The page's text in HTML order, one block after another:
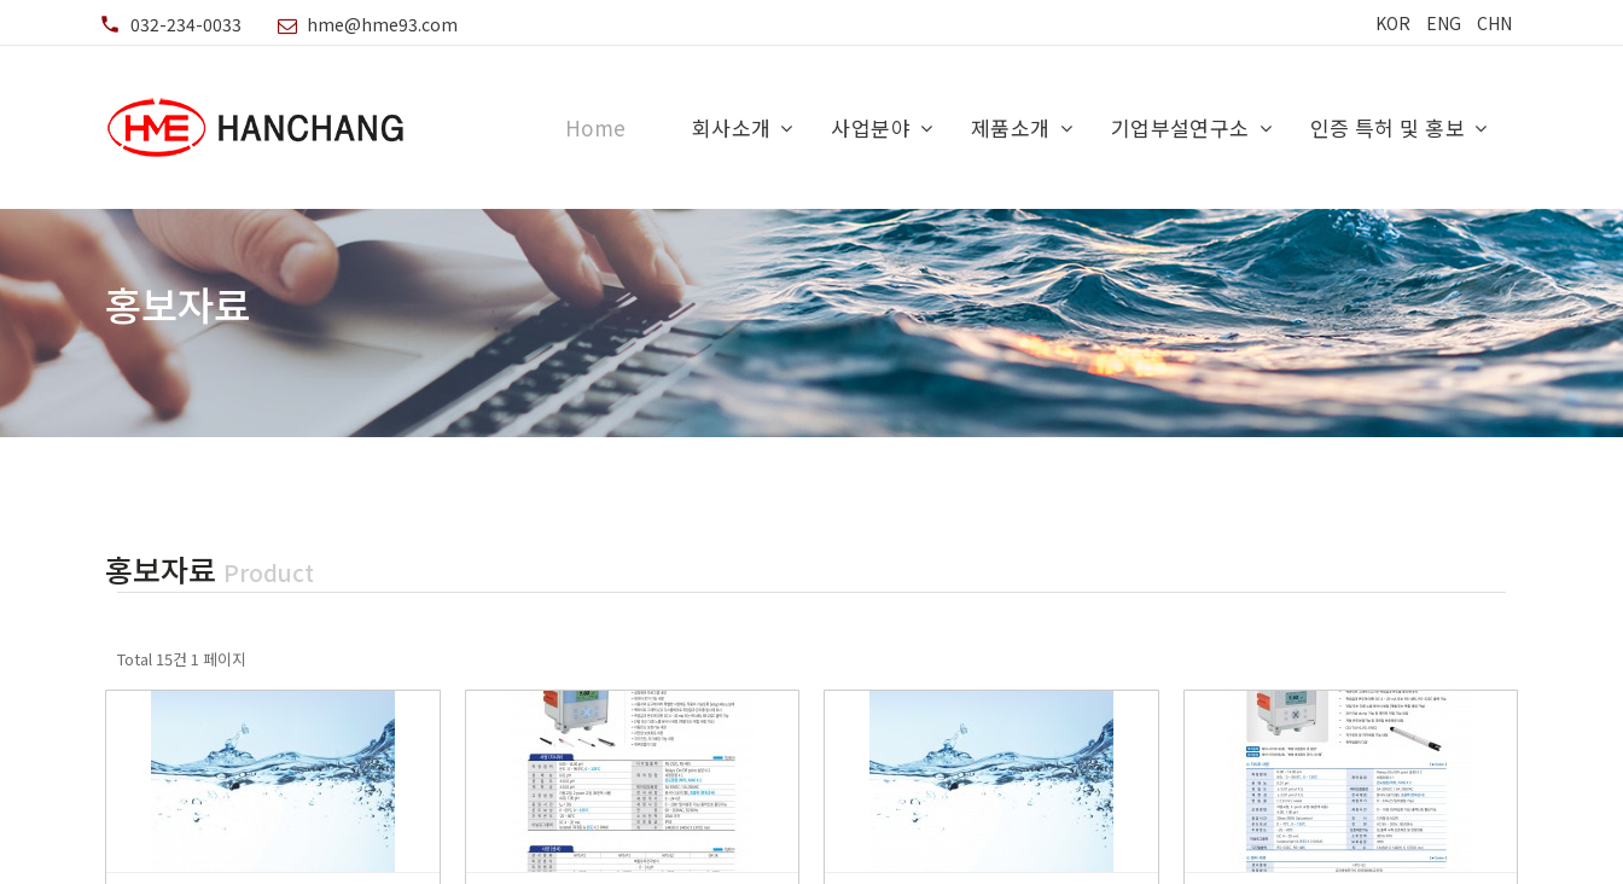
032-234-0033 hme@hme93.com KOR ENG CHN
Home 회사소개 사업분야 제품소개 기업부설연구소 인증 특허 및 홍보
홍보자료
홍보자료 Product
Total 15건 1 페이지